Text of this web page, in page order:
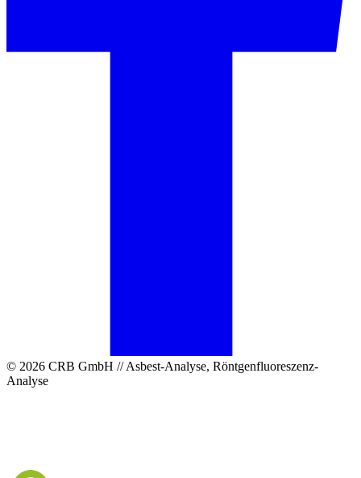
© 2026 CRB GmbH // Asbest-Analyse, Röntgenfluoreszenz-
Analyse